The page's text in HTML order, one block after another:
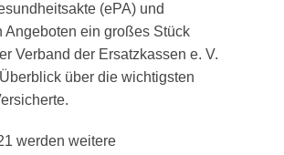
(ePA) und
Angeboten ein großes Stück
Verband der Ersatzkassen e. V.
über die wichtigsten
werden weitere